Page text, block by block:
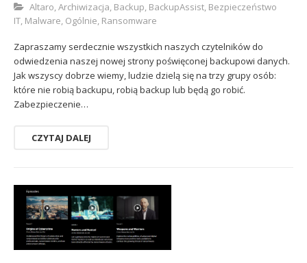
Altaro,Archiwizacja, Backup, BackupAssist, Bezpieczeństwo
IT, Malware, Ogólnie, Ransomware
Zapraszamy serdecznie wszystkich naszych czytelników do
odwiedzenia naszej nowej strony poświęconej backupowi danych.
Jak wszyscy dobrze wiemy, ludzie dzielą się na trzy grupy osób:
które nie robią backupu, robią backup lub będą go robić.
Zabezpieczenie…
CZYTAJ DALEJ